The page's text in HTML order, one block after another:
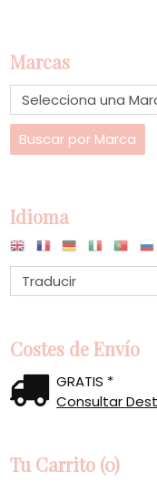
Marcas
Idioma
Costes de Envío
GRATIS *
Consultar
Tu Carrito (0)